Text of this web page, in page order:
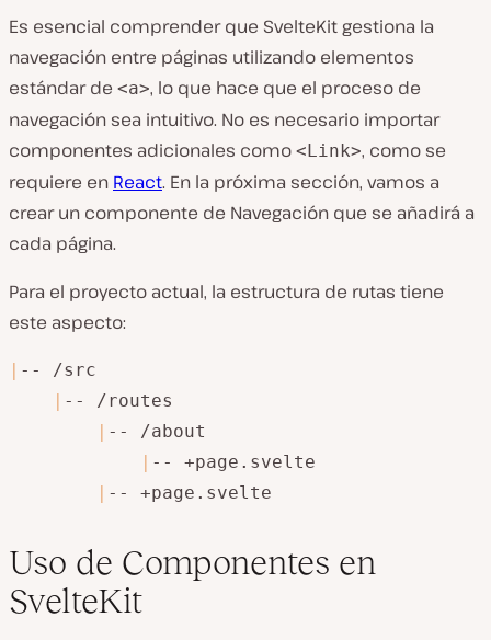
Es esencial comprender que SvelteKit gestiona la
navegación entre páginas utilizando elementos
estándar de <a>, lo que hace que el proceso de
navegación sea intuitivo. No es necesario importar
componentes adicionales como <Link>, como se
requiere en React. En la próxima sección, vamos a
crear un componente de Navegación que se añadirá a
cada página.
Para el proyecto actual, la estructura de rutas tiene
este aspecto:
| -- /src
| -- /routes
| -- /about
| -- +page.svelte
| -- +page.svelte
Uso de Componentes en
SvelteKit